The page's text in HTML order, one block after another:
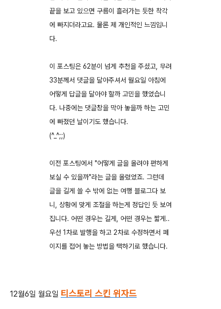
끝을 보고 있으면 구름이 흘러가는 듯한 착각
에 빠지더라고요. 물론 제 개인적인 느낌입니
다.
이 포스팅은 62분이 넘게 추천을 주셨고, 무려
33분께서 댓글을 달아주셔서 월요일 아침에
어떻게 답글을 달아야 할까 고민을 했었습니
다. 나중에는 댓글창을 막아 놓을까 하는 고민
에 빠졌던 날이기도 했습니다.
(^_^;;)
이전 포스팅에서 "어떻게 글을 올려야 편하게
보실 수 있을까"라는 글을 올렸었죠. 그런데
글을 길게 쓸 수 밖에 없는 여행 블로그다 보
니, 상황에 맞게 조절을 하는게 정답인 듯 보여
집니다. 어떤 경우는 길게, 어떤 경우는 짧게..
우선 1차로 발행을 하고 2차로 수정하면서 페
이지를 접어 놓는 방법을 택하기로 했습니다.
12월6일 월요일 티스토리 스킨 위자드